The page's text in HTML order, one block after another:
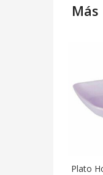
Plato